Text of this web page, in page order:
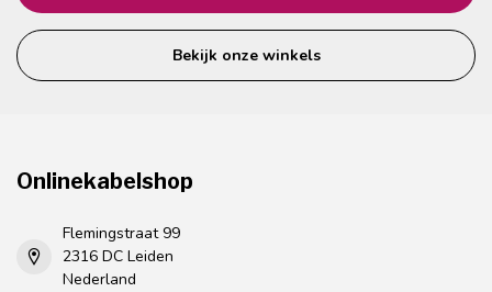
Bekijk onze winkels
Onlinekabelshop
Flemingstraat 99
2316 DC Leiden
Nederland